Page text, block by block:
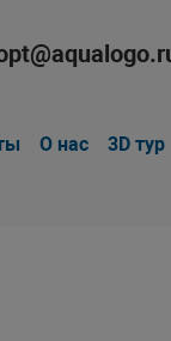
О нас 3D тур